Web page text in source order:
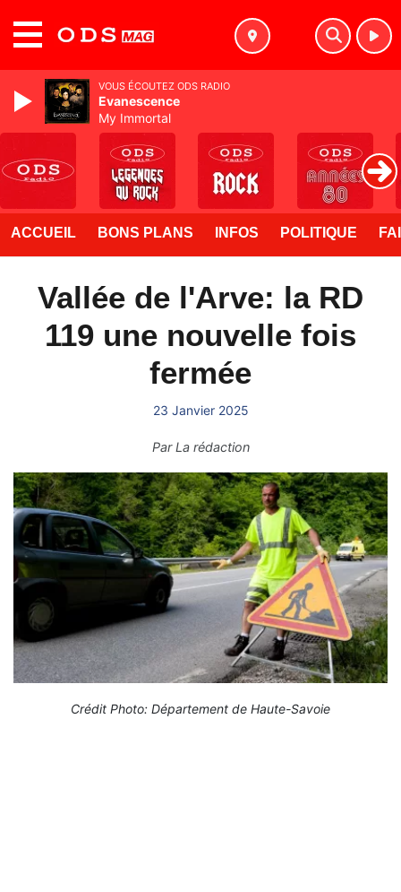
ACCUEIL BONS PLANS INFOS POLITIQUE
Vallée de l'Arve: la RD
119 une nouvelle fois
fermée
23 Janvier 2025
ParLa rédaction
Crédit Photo: Département de Haute-Savoie
VOUS ÉCOUTEZ ODS RADIO
Evanescence
My Immortal